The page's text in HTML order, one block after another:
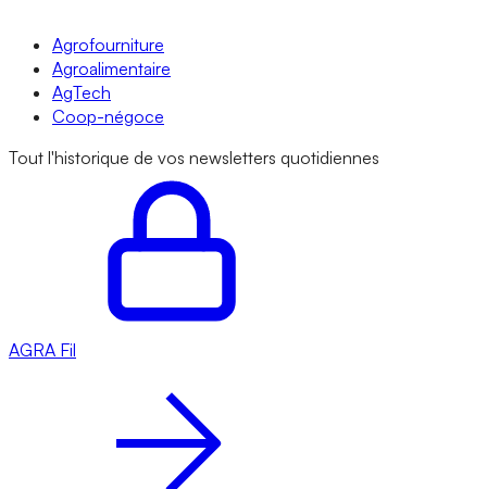
Agrofourniture
Agroalimentaire
AgTech
Coop-négoce
Tout l'historique de vos newsletters quotidiennes
AGRA Fil